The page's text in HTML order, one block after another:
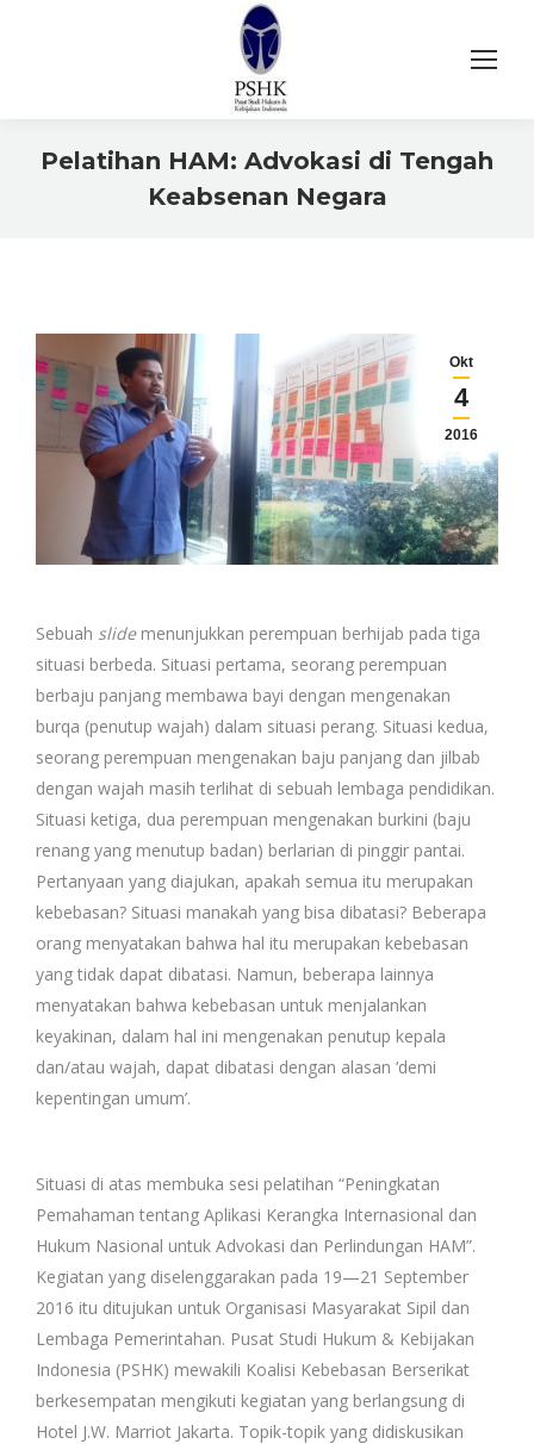
Pelatihan HAM: Advokasi di Tengah
Keabsenan Negara
Okt
4
2016
Sebuah slidemenunjukkan perempuan berhijab pada tiga
situasi berbeda. Situasi pertama, seorang perempuan
berbaju panjang membawa bayi dengan mengenakan
burqa (penutup wajah) dalam situasi perang. Situasi kedua,
seorang perempuan mengenakan baju panjang dan jilbab
dengan wajah masih terlihat di sebuah lembaga pendidikan.
Situasi ketiga, dua perempuan mengenakan burkini (baju
renang yang menutup badan) berlarian di pinggir pantai.
Pertanyaan yang diajukan, apakah semua itu merupakan
kebebasan? Situasi manakah yang bisa dibatasi? Beberapa
orang menyatakan bahwa hal itu merupakan kebebasan
yang tidak dapat dibatasi. Namun, beberapa lainnya
menyatakan bahwa kebebasan untuk menjalankan
keyakinan, dalam hal ini mengenakan penutup kepala
dan/atau wajah, dapat dibatasi dengan alasan ‘demi
kepentingan umum’.
Situasi di atas membuka sesi pelatihan “Peningkatan
Pemahaman tentang Aplikasi Kerangka Internasional dan
Hukum Nasional untuk Advokasi dan Perlindungan HAM”.
Kegiatan yang diselenggarakan pada 19—21 September
2016 itu ditujukan untuk Organisasi Masyarakat Sipil dan
Lembaga Pemerintahan. Pusat Studi Hukum & Kebijakan
Indonesia (PSHK) mewakili Koalisi Kebebasan Berserikat
berkesempatan mengikuti kegiatan yang berlangsung di
Hotel J.W. Marriot Jakarta. Topik-topik yang didiskusikan